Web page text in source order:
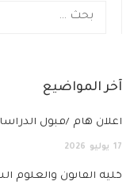
الدراسات العليا
والعلوم السياسية